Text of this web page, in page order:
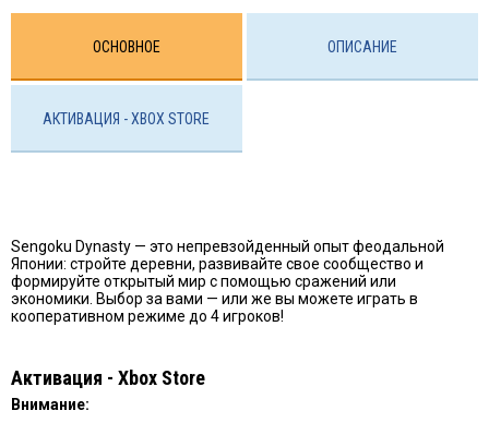
ОСНОВНОЕ ОПИСАНИЕ
АКТИВАЦИЯ - ХBOX STORE
Sengoku Dynasty — это непревзойденный опыт феодальной
Японии: стройте деревни, развивайте свое сообщество и
формируйте открытый мир с помощью сражений или
экономики. Выбор за вами — или же вы можете играть в
кооперативном режиме до 4 игроков!
Активация - Хbox Store
Внимание: